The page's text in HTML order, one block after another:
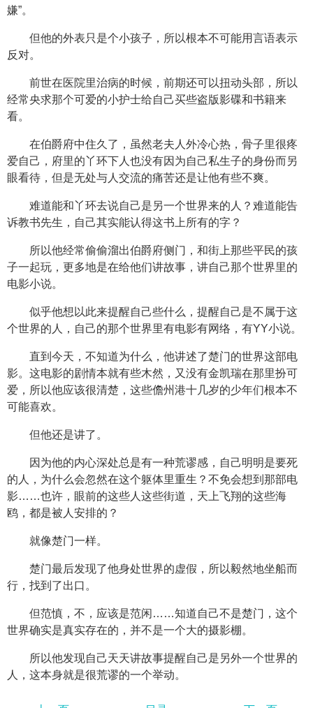
嫌”。
但他的外表只是个小孩子，所以根本不可能用言语表示
反对。
前世在医院里治病的时候，前期还可以扭动头部，所以
经常央求那个可爱的小护士给自己买些盗版影碟和书籍来
看。
在伯爵府中住久了，虽然老夫人外冷心热，骨子里很疼
爱自己，府里的丫环下人也没有因为自己私生子的身份而另
眼看待，但是无处与人交流的痛苦还是让他有些不爽。
难道能和丫环去说自己是另一个世界来的人？难道能告
诉教书先生，自己其实能认得这书上所有的字？
所以他经常偷偷溜出伯爵府侧门，和街上那些平民的孩
子一起玩，更多地是在给他们讲故事，讲自己那个世界里的
电影小说。
似乎他想以此来提醒自己些什么，提醒自己是不属于这
个世界的人，自己的那个世界里有电影有网络，有YY小说。
直到今天，不知道为什么，他讲述了楚门的世界这部电
影。这电影的剧情本就有些木然，又没有金凯瑞在那里扮可
爱，所以他应该很清楚，这些儋州港十几岁的少年们根本不
可能喜欢。
但他还是讲了。
因为他的内心深处总是有一种荒谬感，自己明明是要死
的人，为什么会忽然在这个躯体里重生？不免会想到那部电
影……也许，眼前的这些人这些街道，天上飞翔的这些海
鸥，都是被人安排的？
就像楚门一样。
楚门最后发现了他身处世界的虚假，所以毅然地坐船而
行，找到了出口。
但范慎，不，应该是范闲……知道自己不是楚门，这个
世界确实是真实存在的，并不是一个大的摄影棚。
所以他发现自己天天讲故事提醒自己是另外一个世界的
人，这本身就是很荒谬的一个举动。